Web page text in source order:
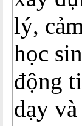
lý,
học
động
dạy